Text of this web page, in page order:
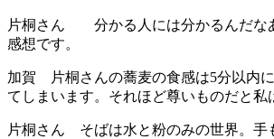
片桐さん 分かる人には分かるんだな
感想です。
加賀 片桐さんの蕎麦の食感は5分以内
てしまいます。それほど尊いものだと私
片桐さん そばは水と粉のみの世界。手